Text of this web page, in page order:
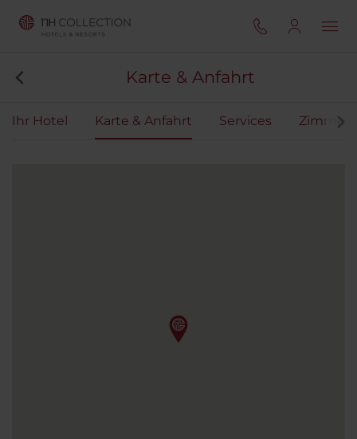
Karte & Anfahrt
Ihr Hotel Karte & Anfahrt Services Zimmer